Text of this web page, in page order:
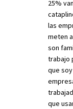
25%
las
meten
son
trabajo
que
que